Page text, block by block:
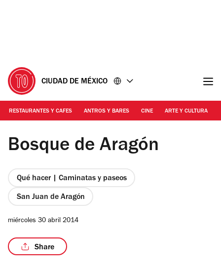
CIUDAD DE MÉXICO
RESTAURANTES Y CAFES ANTROS Y BARES CINE ARTE Y CULTURA
Foto: Alejandra Carbajal
Bosque de Aragón
Qué hacer | Caminatas y paseos
San Juan de Aragón
miércoles 30 abril 2014
Share